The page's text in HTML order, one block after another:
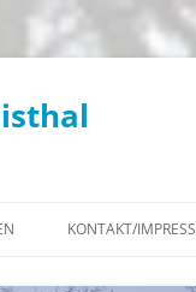
KONTAKT/